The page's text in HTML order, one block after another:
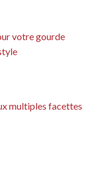
votre gourde
multiples facettes